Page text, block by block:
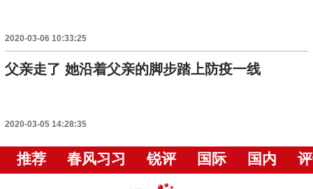
2020-03-06 10:33:25
父亲走了 她沿着父亲的脚步踏上防疫一线
2020-03-05 14:28:35
推荐 春风习习 锐评 国际 国内